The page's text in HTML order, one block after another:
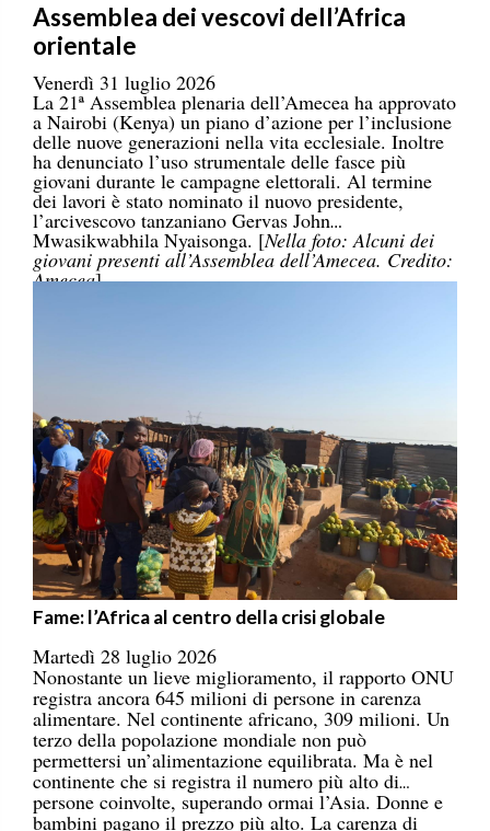
Assemblea dei vescovi dell’Africa
orientale
Venerdì 31 luglio 2026
La 21ª Assemblea plenaria dell’Amecea ha approvato
a Nairobi (Kenya) un piano d’azione per l’inclusione
delle nuove generazioni nella vita ecclesiale. Inoltre
ha denunciato l’uso strumentale delle fasce più
giovani durante le campagne elettorali. Al termine
dei lavori è stato nominato il nuovo presidente,
l’arcivescovo tanzaniano Gervas John
Mwasikwabhila Nyaisonga. [Nella foto: Alcuni dei
giovani presenti all’Assemblea dell’Amecea. Credito:
Amecea]
Fame: l’Africa al centro della crisi globale
Martedì 28 luglio 2026
Nonostante un lieve miglioramento, il rapporto ONU
registra ancora 645 milioni di persone in carenza
alimentare. Nel continente africano, 309 milioni. Un
terzo della popolazione mondiale non può
permettersi un’alimentazione equilibrata. Ma è nel
continente che si registra il numero più alto di
persone coinvolte, superando ormai l’Asia. Donne e
bambini pagano il prezzo più alto. La carenza di